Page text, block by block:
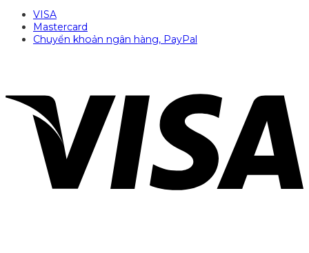
VISA
Mastercard
Chuyển khoản ngân hàng, PayPal